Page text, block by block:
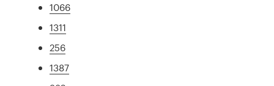
1066
1311
256
1387